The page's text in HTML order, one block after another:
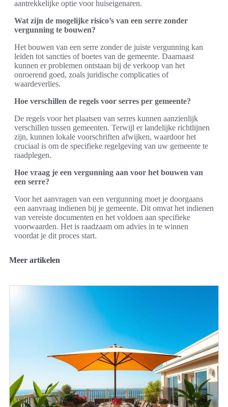
aantrekkelijke optie voor huiseigenaren.
Wat zijn de mogelijke risico’s van een serre zonder
vergunning te bouwen?
Het bouwen van een serre zonder de juiste vergunning kan
leiden tot sancties of boetes van de gemeente. Daarnaast
kunnen er problemen ontstaan bij de verkoop van het
onroerend goed, zoals juridische complicaties of
waardeverlies.
Hoe verschillen de regels voor serres per gemeente?
De regels voor het plaatsen van serres kunnen aanzienlijk
verschillen tussen gemeenten. Terwijl er landelijke richtlijnen
zijn, kunnen lokale voorschriften afwijken, waardoor het
cruciaal is om de specifieke regelgeving van uw gemeente te
raadplegen.
Hoe vraag je een vergunning aan voor het bouwen van
een serre?
Voor het aanvragen van een vergunning moet je doorgaans
een aanvraag indienen bij je gemeente. Dit omvat het indienen
van vereiste documenten en het voldoen aan specifieke
voorwaarden. Het is raadzaam om advies in te winnen
voordat je dit proces start.
Meer artikelen